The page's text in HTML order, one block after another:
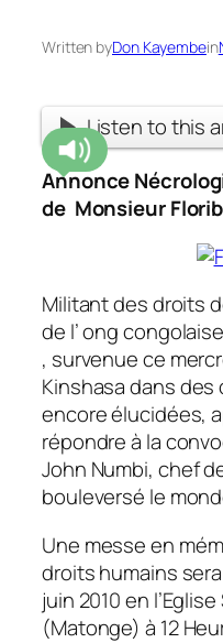
Written byDon Kayembein
Listen to this
Annonce
de Monsieur
Militant des droits
de l’ ong
, survenue ce
Kinshasa dans
encore élucidées,
répondre à la
John Numbi, chef
bouleversé le
Une messe en
droits humains
juin 2010 en
(Matonge) à 12